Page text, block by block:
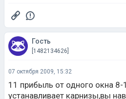
Гость
[1482134626]
07 октября 2009, 15:32
11 прибыль от одного окна
устанавливает карнизы,вы